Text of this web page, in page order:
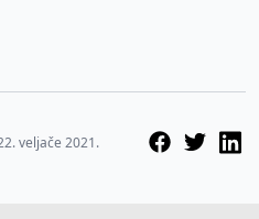
veljače 2021.